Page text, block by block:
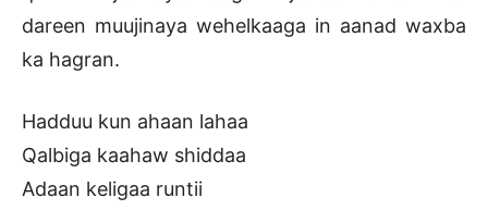
dareen muujinaya wehelkaaga in aanad waxba
ka hagran.
Hadduu kun ahaan lahaa
Qalbiga kaahaw shiddaa
Adaan keligaa runtii